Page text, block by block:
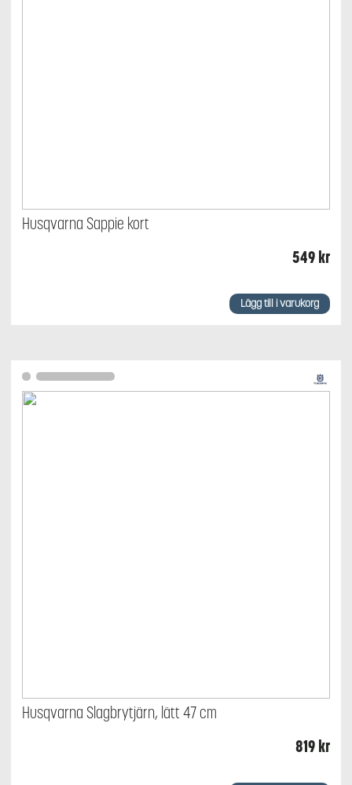
Husqvarna Sappie kort
549kr
Lägg till i varukorg
Husqvarna Slagbrytjärn, lätt 47 cm
819kr